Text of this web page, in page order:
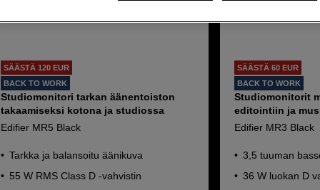
SÄÄSTÄ 120 EUR
BACK TO WORK
Studiomonitori tarkan äänentoiston
takaamiseksi kotona ja studiossa
Edifier MR5 Black
Tarkka ja balansoitu äänikuva
55 W RMS Class D -vahvistin
SÄÄSTÄ 60 EUR
BACK TO WORK
Studiomonitorit
editointiin ja
Edifier MR3 Black
3,5 tuuman
36 W luokan D